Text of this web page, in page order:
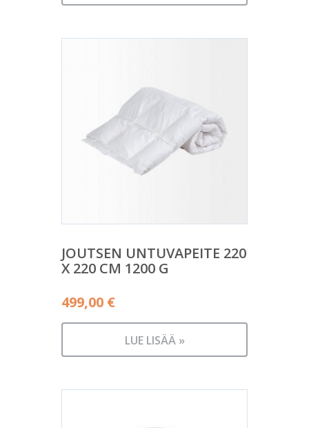
JOUTSEN UNTUVAPEITE 220
X 220 CM 1200 G
499,00 €
LUE LISÄÄ »